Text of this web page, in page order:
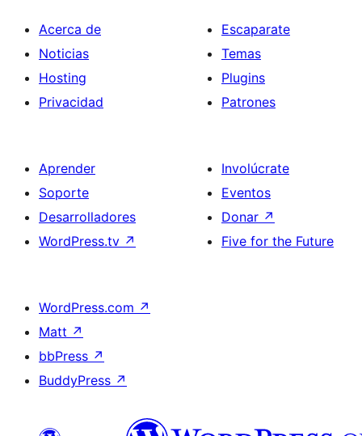
Acerca de
Noticias
Hosting
Privacidad
Escaparate
Temas
Plugins
Patrones
Aprender
Soporte
Desarrolladores
WordPress.tv ↗
Involúcrate
Eventos
Donar ↗
Five for the Future
WordPress.com ↗
Matt ↗
bbPress ↗
BuddyPress ↗